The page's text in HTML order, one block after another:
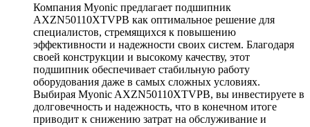
Компания Myonic предлагает подшипник
AXZN50110XTVPB как оптимальное решение для
специалистов, стремящихся к повышению
эффективности и надежности своих систем. Благодаря
своей конструкции и высокому качеству, этот
подшипник обеспечивает стабильную работу
оборудования даже в самых сложных условиях.
Выбирая Myonic AXZN50110XTVPB, вы инвестируете в
долговечность и надежность, что в конечном итоге
приводит к снижению затрат на обслуживание и